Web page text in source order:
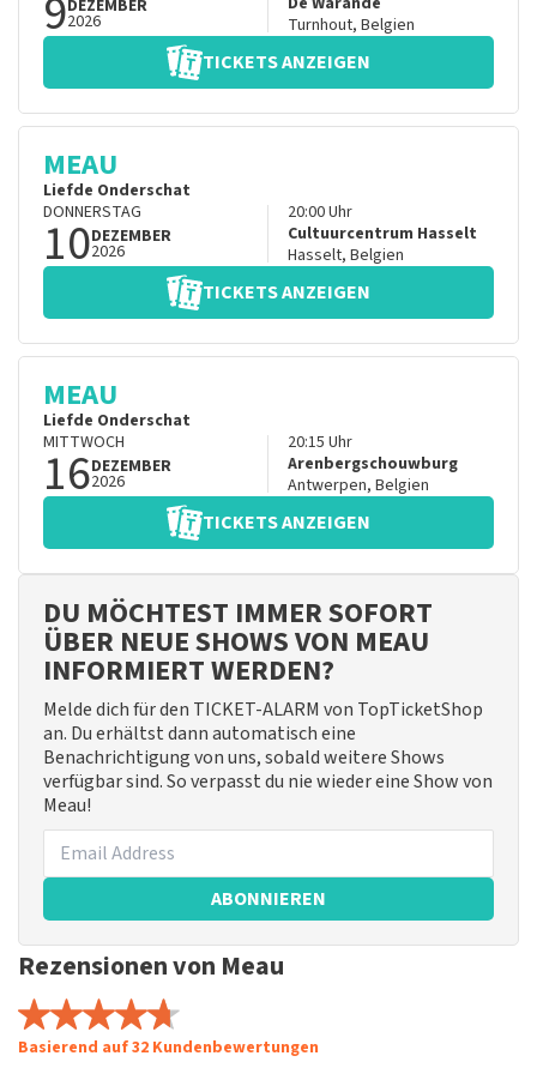
9DEZEMBER
2026
Turnhout, Belgien
TICKETS ANZEIGEN
MEAU
Liefde Onderschat
DONNERSTAG
10DEZEMBER
2026
20:00Uhr
Cultuurcentrum Hasselt
Hasselt, Belgien
TICKETS ANZEIGEN
MEAU
Liefde Onderschat
MITTWOCH
16DEZEMBER
2026
20:15 Uhr
Arenbergschouwburg
Antwerpen, Belgien
TICKETS ANZEIGEN
DU MÖCHTEST IMMER SOFORT
ÜBER NEUE SHOWS VON MEAU
INFORMIERT WERDEN?
Melde dich für den TICKET-ALARM von TopTicketShop
an. Du erhältst dann automatisch eine
Benachrichtigung von uns, sobald weitere Shows
verfügbar sind. So verpasst du nie wieder eine Show von
Meau!
ABONNIEREN
Rezensionen von Meau
Basierend auf 32 Kundenbewertungen